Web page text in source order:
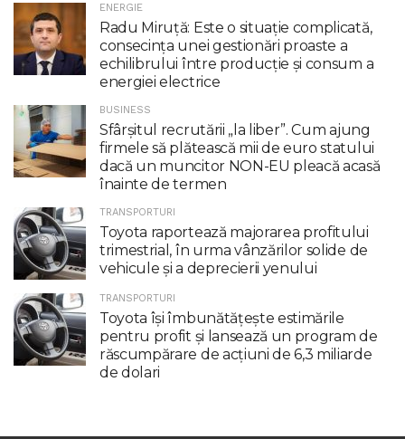
ENERGIE
Radu Miruţă: Este o situaţie complicată,
consecinţa unei gestionări proaste a
echilibrului între producţie şi consum a
energiei electrice
BUSINESS
Sfârșitul recrutării „la liber”. Cum ajung
firmele să plătească mii de euro statului
dacă un muncitor NON-EU pleacă acasă
înainte de termen
TRANSPORTURI
Toyota raportează majorarea profitului
trimestrial, în urma vânzărilor solide de
vehicule și a deprecierii yenului
TRANSPORTURI
Toyota îşi îmbunătăţeşte estimările
pentru profit şi lansează un program de
răscumpărare de acţiuni de 6,3 miliarde
de dolari